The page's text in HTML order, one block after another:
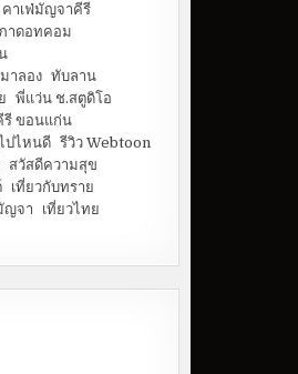
คาเฟ่มัญจาคีรี
าดอทคอม
าลอง ทับลาน
พี่แว่น ช.สตูดิโอ
ขอนแก่น
ปไหนดี รีวิว Webtoon
สวัสดีความสุข
เที่ยวกับทราย
ญจา
เที่ยวไทย